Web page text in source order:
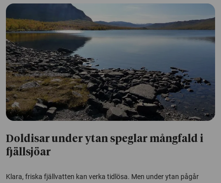
Doldisar under ytan speglar mångfald i
fjällsjöar
Klara, friska fjällvatten kan verka tidlösa. Men under ytan pågår